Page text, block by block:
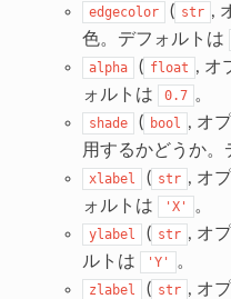
edgecolor ( str ,
色。デフォルトは
alpha ( float , オ
ォルトは
0.7 。
shade ( bool , オ
用するかどうか。
xlabel ( str , オ
ォルトは
'X' 。
ylabel ( str , オ
ルトは
'Y' 。
zlabel ( str , オ